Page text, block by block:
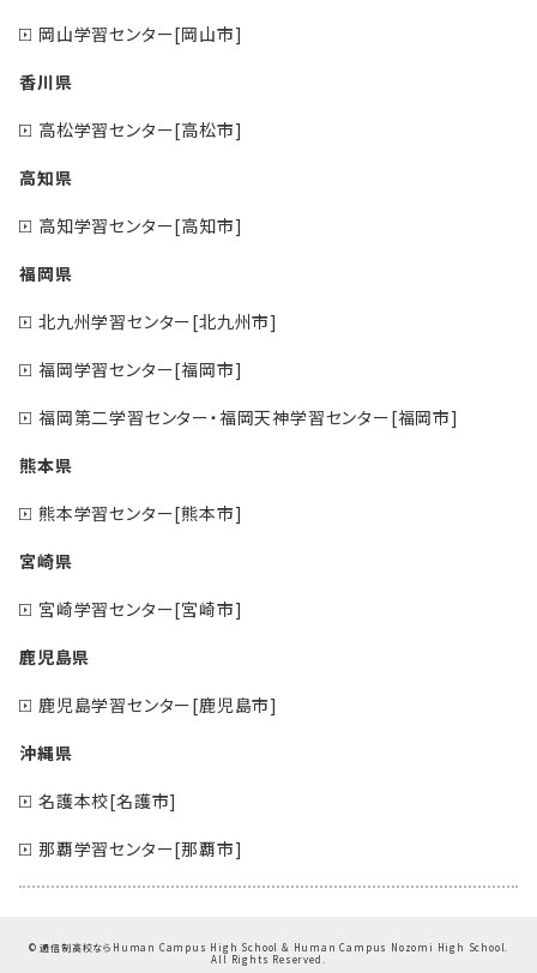
岡山学習センター[岡山市]
香川県
高松学習センター[高松市]
高知県
高知学習センター[高知市]
福岡県
北九州学習センター[北九州市]
福岡学習センター[福岡市]
福岡第二学習センター・福岡天神学習センター[福岡市]
熊本県
熊本学習センター[熊本市]
宮崎県
宮崎学習センター[宮崎市]
鹿児島県
鹿児島学習センター[鹿児島市]
沖縄県
名護本校[名護市]
那覇学習センター[那覇市]
©通信制高校ならHuman Campus High School & Human Campus Nozomi High School.
All Rights Reserved.